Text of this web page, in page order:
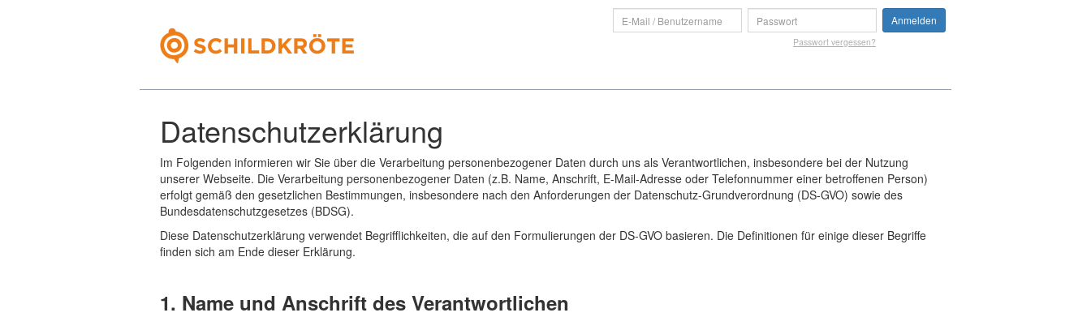
Passwort vergessen?
Anmelden
Datenschutzerklärung
Im Folgenden informieren wir Sie über die Verarbeitung personenbezogener Daten durch uns als Verantwortlichen, insbesondere bei der Nutzung
unserer Webseite. Die Verarbeitung personenbezogener Daten (z.B. Name, Anschrift, E-Mail-Adresse oder Telefonnummer einer betroffenen Person)
erfolgt gemäß den gesetzlichen Bestimmungen, insbesondere nach den Anforderungen der Datenschutz-Grundverordnung (DS-GVO) sowie des
Bundesdatenschutzgesetzes (BDSG).
Diese Datenschutzerklärung verwendet Begrifflichkeiten, die auf den Formulierungen der DS-GVO basieren. Die Definitionen für einige dieser Begriffe
finden sich am Ende dieser Erklärung.
1. Name und Anschrift des Verantwortlichen